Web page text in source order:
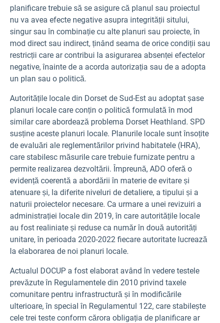
planificare trebuie să se asigure că planul sau proiectul
nu va avea efecte negative asupra integrității sitului,
singur sau în combinație cu alte planuri sau proiecte, în
mod direct sau indirect, ținând seama de orice condiții sau
restricții care ar contribui la asigurarea absenței efectelor
negative, înainte de a acorda autorizația sau de a adopta
un plan sau o politică.
Autoritățile locale din Dorset de Sud-Est au adoptat șase
planuri locale care conțin o politică formulată în mod
similar care abordează problema Dorset Heathland. SPD
susține aceste planuri locale. Planurile locale sunt însoțite
de evaluări ale reglementărilor privind habitatele (HRA),
care stabilesc măsurile care trebuie furnizate pentru a
permite realizarea dezvoltării. Împreună, ADO oferă o
evidență coerentă a abordării în materie de evitare și
atenuare și, la diferite niveluri de detaliere, a tipului și a
naturii proiectelor necesare. Ca urmare a unei revizuiri a
administrației locale din 2019, în care autoritățile locale
au fost realiniate și reduse ca număr în două autorități
unitare, în perioada 2020-2022 fiecare autoritate lucrează
la elaborarea de noi planuri locale.
Actualul DOCUP a fost elaborat având în vedere testele
prevăzute în Regulamentele din 2010 privind taxele
comunitare pentru infrastructură și în modificările
ulterioare, în special în Regulamentul 122, care stabilește
cele trei teste conform cărora obligația de planificare ar